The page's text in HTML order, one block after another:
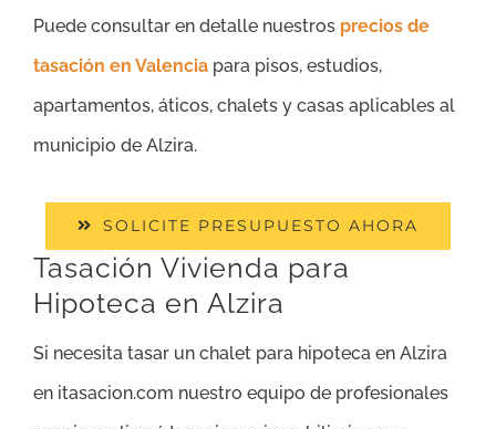
Puede consultar en detalle nuestros precios de
tasación en Valencia para pisos, estudios,
apartamentos, áticos, chalets y casas aplicables al
municipio de Alzira.
SOLICITE PRESUPUESTO AHORA
Tasación Vivienda para
Hipoteca en Alzira
Si necesita tasar un chalet para hipoteca en Alzira
en itasacion.com nuestro equipo de profesionales